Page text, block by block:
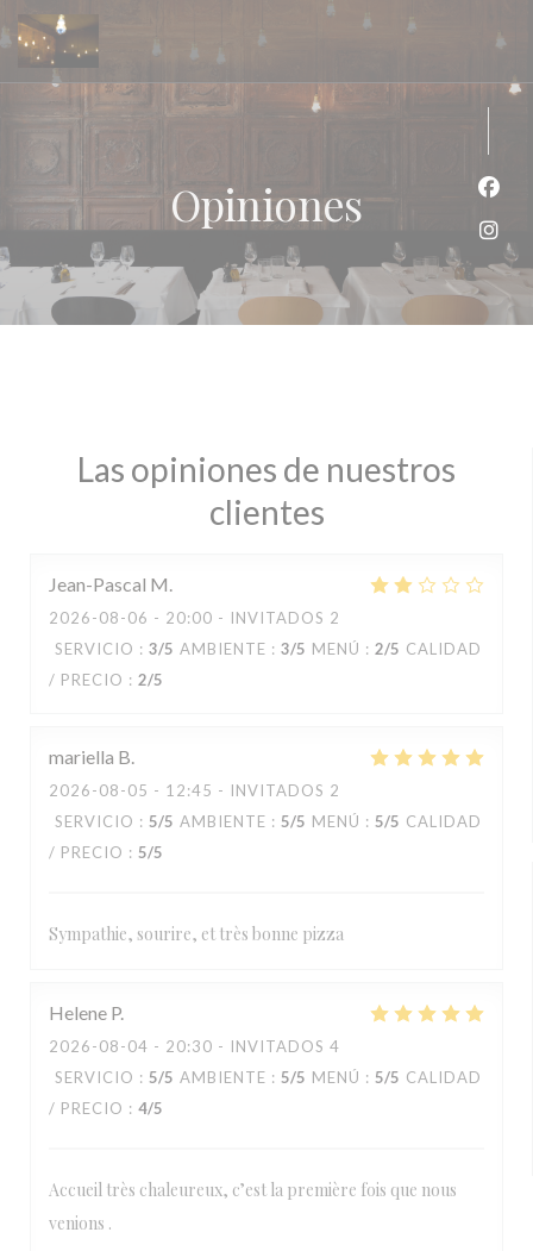
Personalización de sus opciones de cookies
Opiniones
Las opiniones de nuestros
clientes
Jean-Pascal M
2026-08-06 - 20:00 - INVITADOS 2
SERVICIO : 3/5 AMBIENTE : 3/5 MENÚ : 2/5 CALIDAD
/ PRECIO : 2/5
mariella B
2026-08-05 - 12:45 - INVITADOS 2
SERVICIO : 5/5 AMBIENTE : 5/5 MENÚ : 5/5 CALIDAD
/ PRECIO : 5/5
Sympathie, sourire, et très bonne pizza
Helene P
2026-08-04 - 20:30 - INVITADOS 4
SERVICIO : 5/5 AMBIENTE : 5/5 MENÚ : 5/5 CALIDAD
/ PRECIO : 4/5
Accueil très chaleureux, c’est la première fois que nous
venions .